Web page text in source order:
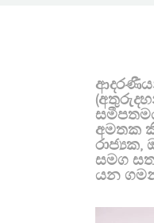
අමතක
සමග
යන